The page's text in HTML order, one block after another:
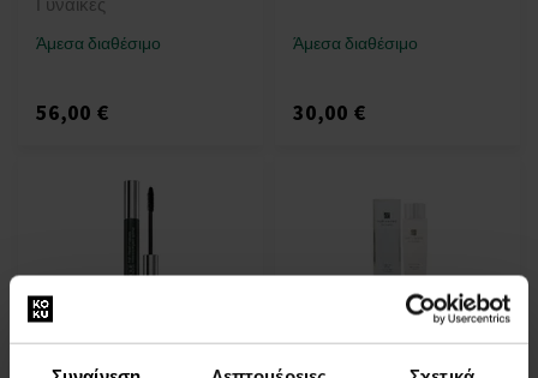
Γυναίκες
Άμεσα διαθέσιμο
56,00 €
Άμεσα διαθέσιμο
30,00 €